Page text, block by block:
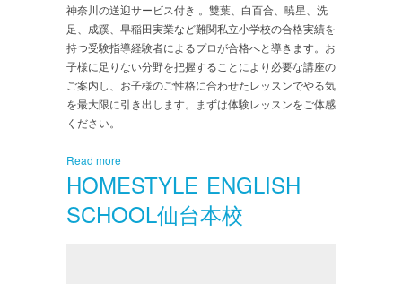
神奈川の送迎サービス付き 。雙葉、白百合、暁星、洗
足、成蹊、早稲田実業など難関私立小学校の合格実績を
持つ受験指導経験者によるプロが合格へと導きます。お
子様に足りない分野を把握することにより必要な講座の
ご案内し、お子様のご性格に合わせたレッスンでやる気
を最大限に引き出します。まずは体験レッスンをご体感
ください。
Read more
HOMESTYLE ENGLISH
SCHOOL仙台本校